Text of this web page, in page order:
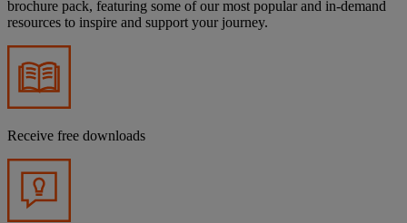
brochure pack, featuring some of our most popular and in-demand
resources to inspire and support your journey.
Receive free downloads